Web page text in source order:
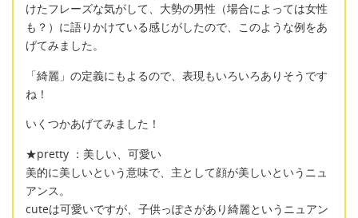
けたフレーズな気がして、大勢の男性（場合によっては女性
も？）に語りかけている感じがしたので、このような例をあ
げてみました。
「綺麗」の定義にもよるので、表現もいろいろありそうです
ね！
いくつかあげてみました！
★pretty ：美しい、可愛い
美的に美しいという意味で、主として顔が美しいというニュ
アンス。
cuteは可愛いですが、子供っぽさがあり綺麗というニュアン